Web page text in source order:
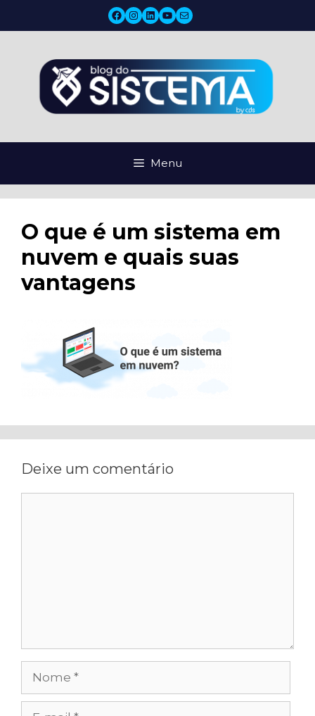
conteúdo
Facebook
Instagram
LinkedIn
YouTube
Mail
Menu
O que é um sistema em
nuvem e quais suas
vantagens
Deixe um comentário